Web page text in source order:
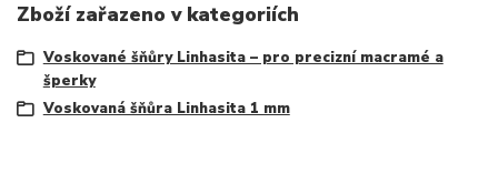
Zboží zařazeno v kategoriích
Voskované šňůry Linhasita – pro precizní macramé a
šperky
Voskovaná šňůra Linhasita 1 mm